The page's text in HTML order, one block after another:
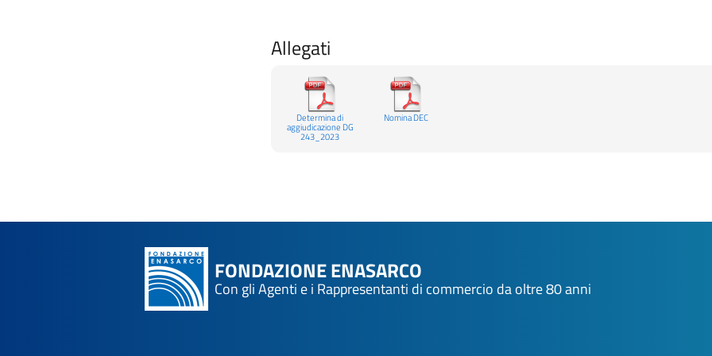
Allegati
Determina di
aggiudicazione DG
243_2023
Nomina DEC
FONDAZIONE ENASARCO
Con gli Agenti e i Rappresentanti di commercio da oltre 80 anni